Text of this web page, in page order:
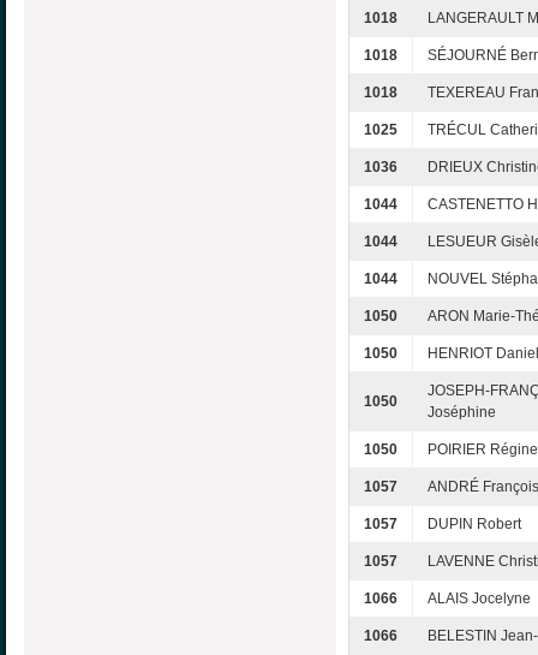
1018 LANGERAULT
1018 SÉJOURNÉ
1018 TEXEREAU
1025 TRÉCUL
1036 DRIEUX
1044 CASTENETTO
1044 LESUEUR
1044 NOUVEL
1050 ARON Marie-
1050 HENRIOT Daniel
1050
JOSEPH-
Joséphine
1050 POIRIER Régine
1057 ANDRÉ
1057 DUPIN Robert
1057 LAVENNE
1066 ALAIS Jocelyne
1066 BELESTIN